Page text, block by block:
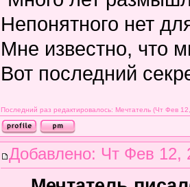
Непонятного нет
Мне известно, что
Вот последний
Последний раз редактировалось: Мечтатель (Чт Фев
Добавлено: Чт Фев 12,